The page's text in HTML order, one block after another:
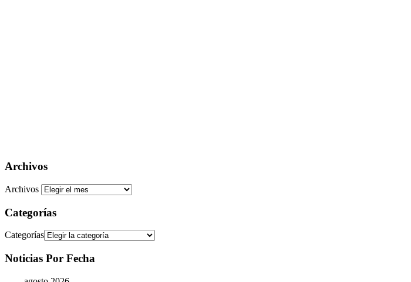
Archivos
Archivos
Categorías
Categorías
Noticias Por Fecha